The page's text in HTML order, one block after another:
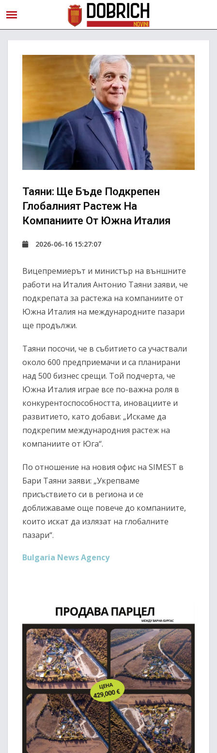
Таяни: Ще Бъде Подкрепен
Глобалният Растеж На
Компаниите От Южна Италия
2026-06-16 15:27:07
Вицепремиерът и министър на външните
работи на Италия Антонио Таяни заяви, че
подкрепата за растежа на компаниите от
Южна Италия на международните пазари
ще продължи.
Таяни посочи, че в събитието са участвали
около 600 предприемачи и са планирани
над 500 бизнес срещи. Той подчерта, че
Южна Италия играе все по-важна роля в
конкурентоспособността, иновациите и
развитието, като добави: „Искаме да
подкрепим международния растеж на
компаниите от Юга“.
По отношение на новия офис на SIMEST в
Бари Таяни заяви: „Укрепваме
присъствието си в региона и се
доближаваме още повече до компаниите,
които искат да излязат на глобалните
пазари“.
Bulgaria News Agency